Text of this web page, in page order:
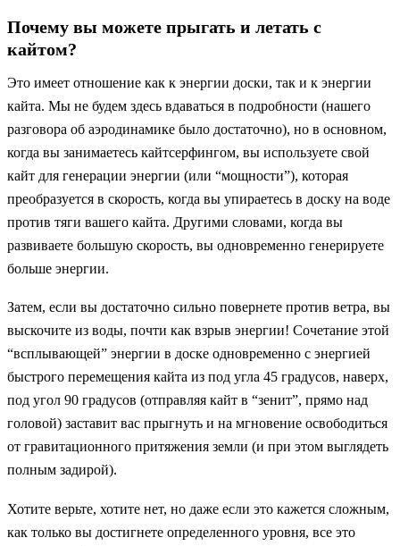
Почему вы можете прыгать и летать с
кайтом?
Это имеет отношение как к энергии доски, так и к энергии
кайта. Мы не будем здесь вдаваться в подробности (нашего
разговора об аэродинамике было достаточно), но в основном,
когда вы занимаетесь кайтсерфингом, вы используете свой
кайт для генерации энергии (или “мощности”), которая
преобразуется в скорость, когда вы упираетесь в доску на воде
против тяги вашего кайта. Другими словами, когда вы
развиваете большую скорость, вы одновременно генерируете
больше энергии.
Затем, если вы достаточно сильно повернете против ветра, вы
выскочите из воды, почти как взрыв энергии! Сочетание этой
“всплывающей” энергии в доске одновременно с энергией
быстрого перемещения кайта из под угла 45 градусов, наверх,
под угол 90 градусов (отправляя кайт в “зенит”, прямо над
головой) заставит вас прыгнуть и на мгновение освободиться
от гравитационного притяжения земли (и при этом выглядеть
полным задирой).
Хотите верьте, хотите нет, но даже если это кажется сложным,
как только вы достигнете определенного уровня, все это